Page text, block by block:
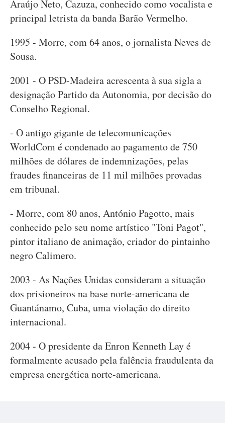
Araújo Neto, Cazuza, conhecido como vocalista e
principal letrista da banda Barão Vermelho.
1995 - Morre, com 64 anos, o jornalista Neves de
Sousa.
2001 - O PSD-Madeira acrescenta à sua sigla a
designação Partido da Autonomia, por decisão do
Conselho Regional.
- O antigo gigante de telecomunicações
WorldCom é condenado ao pagamento de 750
milhões de dólares de indemnizações, pelas
fraudes financeiras de 11 mil milhões provadas
em tribunal.
- Morre, com 80 anos, António Pagotto, mais
conhecido pelo seu nome artístico "Toni Pagot",
pintor italiano de animação, criador do pintainho
negro Calimero.
2003 - As Nações Unidas consideram a situação
dos prisioneiros na base norte-americana de
Guantánamo, Cuba, uma violação do direito
internacional.
2004 - O presidente da Enron Kenneth Lay é
formalmente acusado pela falência fraudulenta da
empresa energética norte-americana.